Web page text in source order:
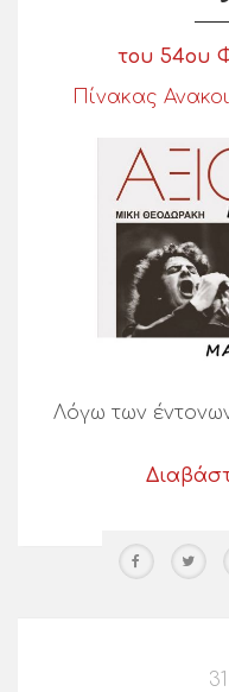
του 54ου
Πίνακας
Λόγω των